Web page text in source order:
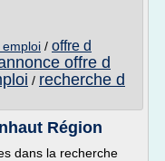
/ offre d
offre d
/ recherche d
Région
dans la recherche